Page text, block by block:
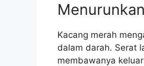
Kacang merah
dalam darah. Serat
membawanya